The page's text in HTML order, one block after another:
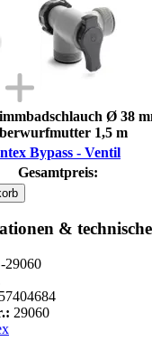
Ø 38
1,5 m
Bypass - Ventil
Gesamtpreis:
&
29060
29060